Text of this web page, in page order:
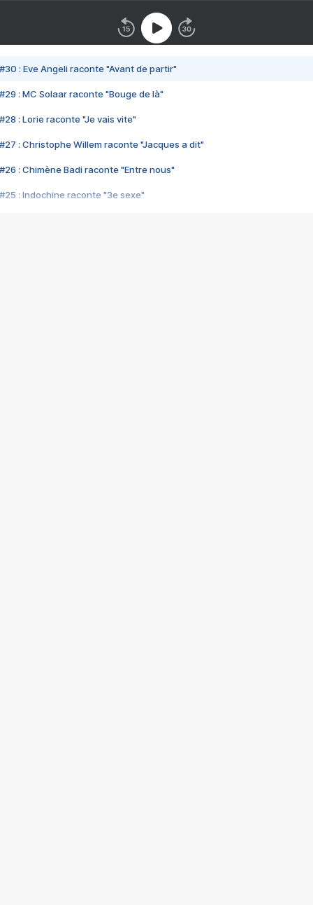
#30 : Eve Angeli raconte "Avant de partir"
#29 : MC Solaar raconte "Bouge de là"
#28 : Lorie raconte "Je vais vite"
#27 : Christophe Willem raconte "Jacques a dit"
#26 : Chimène Badi raconte "Entre nous"
#25 : Indochine raconte "3e sexe"